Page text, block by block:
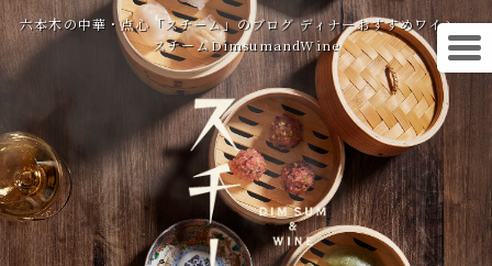
六本木の中華・点心「スチーム」のブログ ディナーおすすめワイン
スチームDimsumandWine